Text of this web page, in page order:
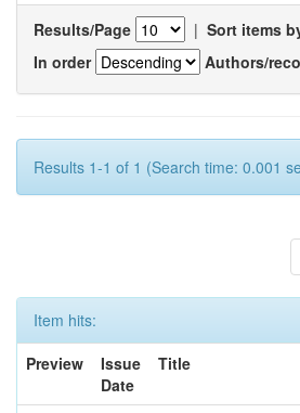
Results/Page | Sort items
In order
Authors/
Results 1-1 of 1 (Search time: 0.001
Item hits:
Preview
Issue
Date
Title